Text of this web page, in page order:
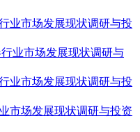
业市场发展现状调研与投
业市场发展现状调研与
业市场发展现状调研与投
市场发展现状调研与投资